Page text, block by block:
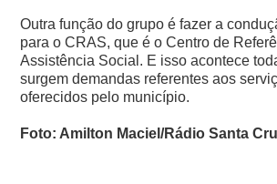
Outra função do grupo é fazer a
para o CRAS, que é o Centro de
Assistência Social. E isso acontece
surgem demandas referentes aos
oferecidos pelo município.
Foto: Amilton Maciel/Rádio Santa